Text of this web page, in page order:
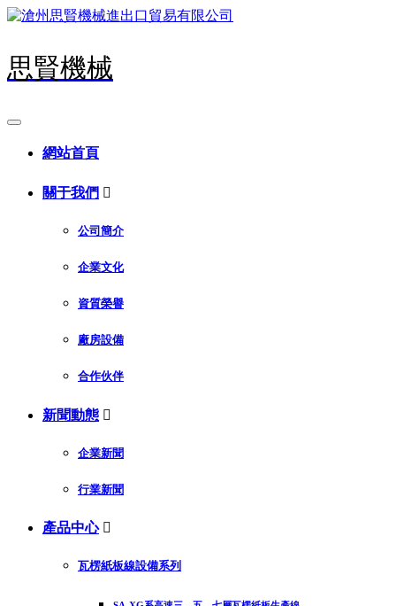
思賢機械
網站首頁
關于我們 
公司簡介
企業文化
資質榮譽
廠房設備
合作伙伴
新聞動態 
企業新聞
行業新聞
產品中心 
瓦楞紙板線設備系列